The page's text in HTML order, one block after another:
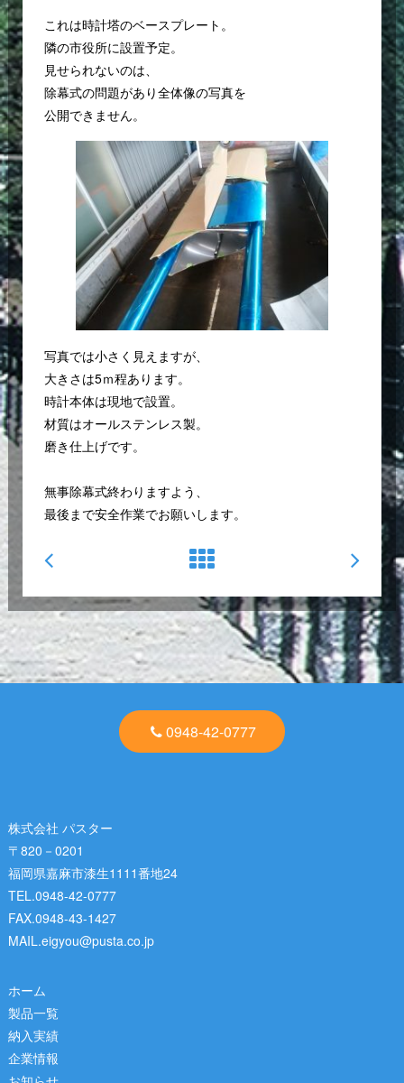
これは時計塔のベースプレート。
隣の市役所に設置予定。
見せられないのは、
除幕式の問題があり全体像の写真を
公開できません。
写真では小さく見えますが、
大きさは5ｍ程あります。
時計本体は現地で設置。
材質はオールステンレス製。
磨き仕上げです。
無事除幕式終わりますよう、
最後まで安全作業でお願いします。
0948-42-0777
株式会社 パスター
〒820－0201
福岡県嘉麻市漆生1111番地24
TEL.0948-42-0777
FAX.0948-43-1427
MAIL.eigyou@pusta.co.jp
ホーム
製品一覧
納入実績
企業情報